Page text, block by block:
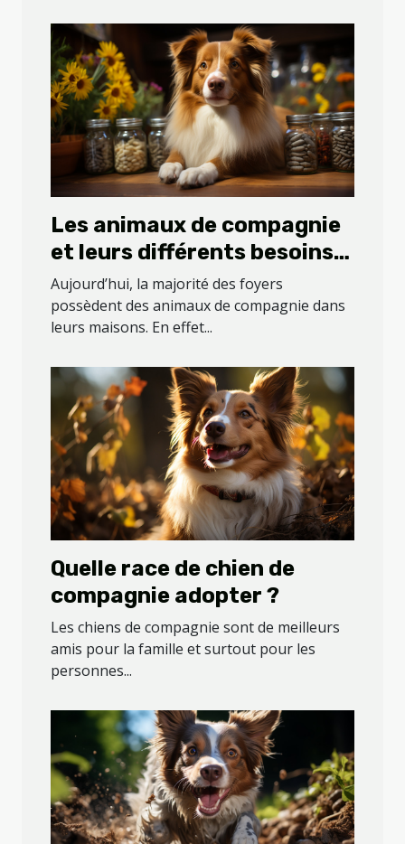
Les animaux de compagnie
et leurs différents besoins
en compléments
alimentaires
Aujourd’hui, la majorité des foyers
possèdent des animaux de compagnie dans
leurs maisons. En effet...
Quelle race de chien de
compagnie adopter ?
Les chiens de compagnie sont de meilleurs
amis pour la famille et surtout pour les
personnes...